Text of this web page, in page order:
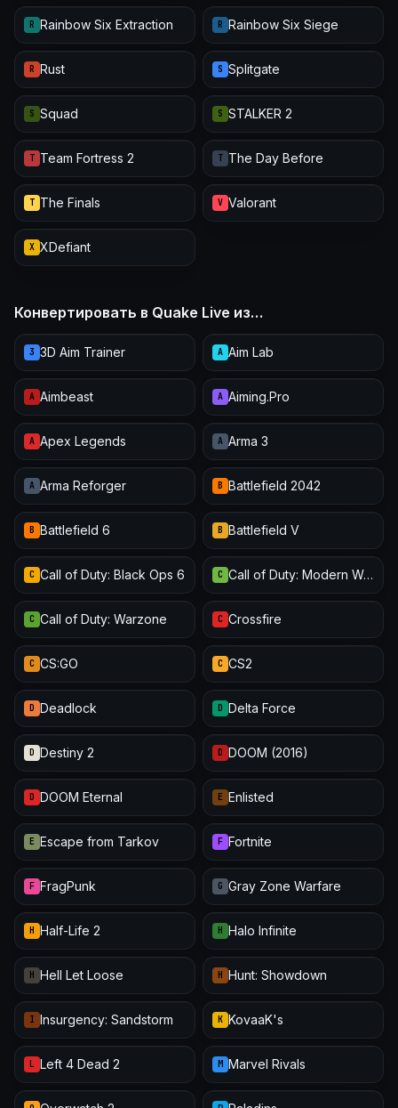
R Rainbow Six Extraction R Rainbow Six Siege
R Rust S Splitgate
S Squad S STALKER 2
T Team Fortress 2 T The Day Before
T The Finals V Valorant
X XDefiant
Конвертировать в Quake Live из…
3 3D Aim Trainer A Aim Lab
A Aimbeast A Aiming.Pro
A Apex Legends A Arma 3
A Arma Reforger B Battlefield 2042
B Battlefield 6 B Battlefield V
C Call of Duty: Black Ops 6 C Call of Duty: Modern Warfare III
C Call of Duty: Warzone C Crossfire
C CS:GO C CS2
D Deadlock D Delta Force
D Destiny 2 D DOOM (2016)
D DOOM Eternal E Enlisted
E Escape from Tarkov F Fortnite
F FragPunk G Gray Zone Warfare
H Half-Life 2 H Halo Infinite
H Hell Let Loose H Hunt: Showdown
I Insurgency: Sandstorm K KovaaK's
L Left 4 Dead 2 M Marvel Rivals